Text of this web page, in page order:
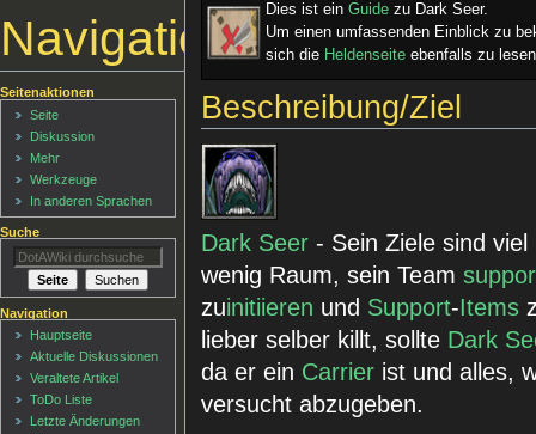
Dies ist ein ­Guide zu Dark Seer.
Um einen umfassenden Einblick zu
sich die Heldenseite ebenfalls zu
Beschreibung/Ziel
Dark Seer - Sein Ziele sind
wenig Raum, sein Team
zuinitiieren und Support-Items
lieber selber killt, sollte Dark
da er ein Carrier ist und alles,
versucht abzugeben.
Navigationsmenü
Seitenaktionen
Seite
Diskussion
Mehr
Werkzeuge
In anderen Sprachen
Suche
Navigation
Hauptseite
Aktuelle Diskussionen
Veraltete Artikel
ToDo Liste
Letzte Änderungen